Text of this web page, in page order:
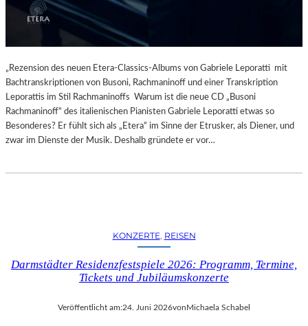
„Rezension des neuen Etera-Classics-Albums von Gabriele Leporatti mit
Bachtranskriptionen von Busoni, Rachmaninoff und einer Transkription
Leporattis im Stil Rachmaninoffs Warum ist die neue CD „Busoni
Rachmaninoff“ des italienischen Pianisten Gabriele Leporatti etwas so
Besonderes? Er fühlt sich als „Etera“ im Sinne der Etrusker, als Diener, und
zwar im Dienste der Musik. Deshalb gründete er vor…
KONZERTE, REISEN
Darmstädter Residenzfestspiele 2026: Programm, Termine,
Tickets und Jubiläumskonzerte
Veröffentlicht am:24. Juni 2026vonMichaela Schabel